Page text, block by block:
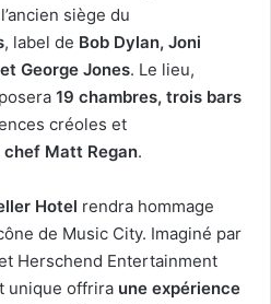
siège du
, label de Bob Dylan, Joni
George Jones. Le lieu,
19 chambres, trois bars
créoles et
Matt Regan.
Hotel rendra hommage
de Music City. Imaginé par
Herschend Entertainment
unique offrira une expérience